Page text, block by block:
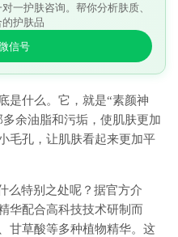
一护肤咨询。帮你分析肤质、
护肤品
信号
是什么。它，就是“素颜神
余油脂和污垢，使肌肤更加
毛孔，让肌肤看起来更加平
么特别之处呢？据官方介
华配合高科技技术研制而
甘草酸等多种植物精华。这